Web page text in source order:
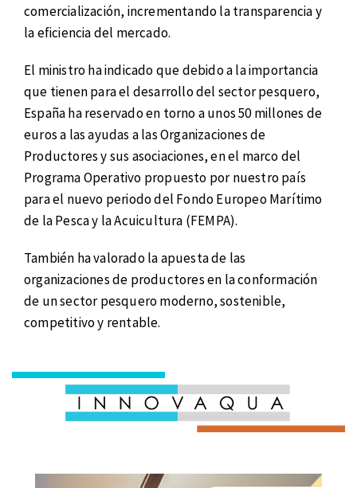
comercialización, incrementando la transparencia y
la eficiencia del mercado.
El ministro ha indicado que debido a la importancia
que tienen para el desarrollo del sector pesquero,
España ha reservado en torno a unos 50 millones de
euros a las ayudas a las Organizaciones de
Productores y sus asociaciones, en el marco del
Programa Operativo propuesto por nuestro país
para el nuevo periodo del Fondo Europeo Marítimo
de la Pesca y la Acuicultura (FEMPA).
También ha valorado la apuesta de las
organizaciones de productores en la conformación
de un sector pesquero moderno, sostenible,
competitivo y rentable.